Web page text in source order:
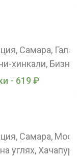
Самара,
хинкали,
- 619 ₽
Самара,
углях,